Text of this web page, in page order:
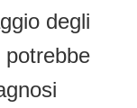
degli
potrebbe